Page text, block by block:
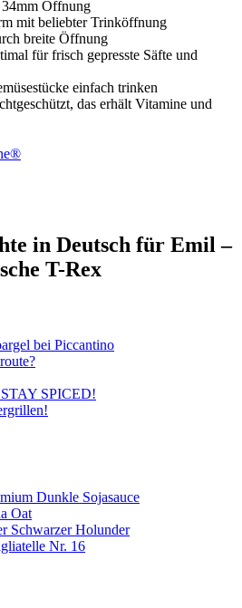
Öffnung
mit beliebter Trinköffnung
breite Öffnung
für frisch gepresste Säfte und
einfach trinken
das erhält Vitamine und
in Deutsch für Emil –
T-Rex
bei Piccantino
SPICED!
Dunkle Sojasauce
Oat
Schwarzer Holunder
Nr. 16